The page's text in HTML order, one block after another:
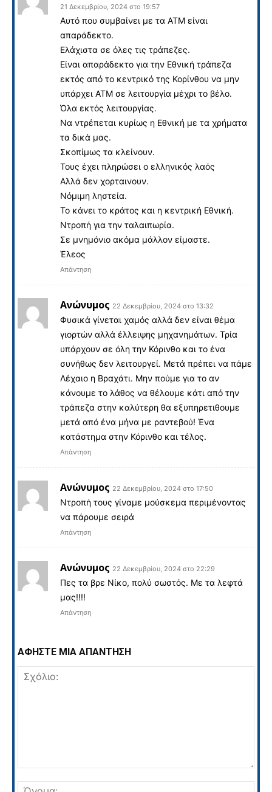
21 Δεκεμβρίου, 2024 στο 19:57
Αυτό που συμβαίνει με τα ΑΤΜ είναι
απαράδεκτο.
Ελάχιστα σε όλες τις τράπεζες.
Είναι απαράδεκτο για την Εθνική τράπεζα
εκτός από το κεντρικό της Κορίνθου να μην
υπάρχει ΑΤΜ σε λειτουργία μέχρι το βέλο.
Όλα εκτός λειτουργίας.
Να ντρέπεται κυρίως η Εθνική με τα χρήματα
τα δικά μας.
Σκοπίμως τα κλείνουν.
Τους έχει πληρώσει ο ελληνικός λαός
Αλλά δεν χορταινουν.
Νόμιμη ληστεία.
Το κάνει το κράτος και η κεντρική Εθνική.
Ντροπή για την ταλαιπωρία.
Σε μνημόνιο ακόμα μάλλον είμαστε.
Έλεος
Απάντηση
Ανώνυμος 22 Δεκεμβρίου, 2024 στο 13:32
Φυσικά γίνεται χαμός αλλά δεν είναι θέμα
γιορτών αλλά έλλειψης μηχανημάτων. Τρία
υπάρχουν σε όλη την Κόρινθο και το ένα
συνήθως δεν λειτουργεί. Μετά πρέπει να πάμε
Λέχαιο η Βραχάτι. Μην πούμε για το αν
κάνουμε το λάθος να θέλουμε κάτι από την
τράπεζα στην καλύτερη θα εξυπηρετιθουμε
μετά από ένα μήνα με ραντεβού! Ένα
κατάστημα στην Κόρινθο και τέλος.
Απάντηση
Ανώνυμος 22 Δεκεμβρίου, 2024 στο 17:50
Ντροπή τους γίναμε μούσκεμα περιμένοντας
να πάρουμε σειρά
Απάντηση
Ανώνυμος 22 Δεκεμβρίου, 2024 στο 22:29
Πες τα βρε Νίκο, πολύ σωστός. Με τα λεφτά
μας!!!!
Απάντηση
ΑΦΗΣΤΕ ΜΙΑ ΑΠΑΝΤΗΣΗ